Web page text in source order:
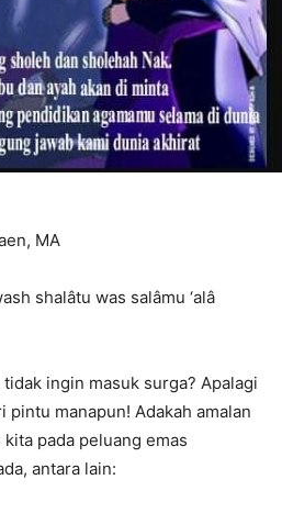
MA
shalâtu was salâmu ‘alâ
ingin masuk surga? Apalagi
pintu manapun! Adakah amalan
pada peluang emas
antara lain: